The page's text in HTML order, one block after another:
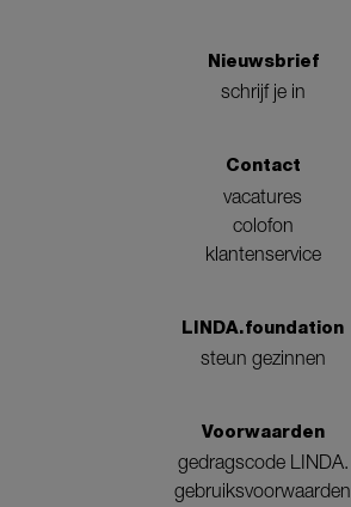
Nieuwsbrief
schrijf je in
Contact
vacatures
colofon
klantenservice
LINDA.foundation
steun gezinnen
Voorwaarden
gedragscode LINDA.
gebruiksvoorwaarden